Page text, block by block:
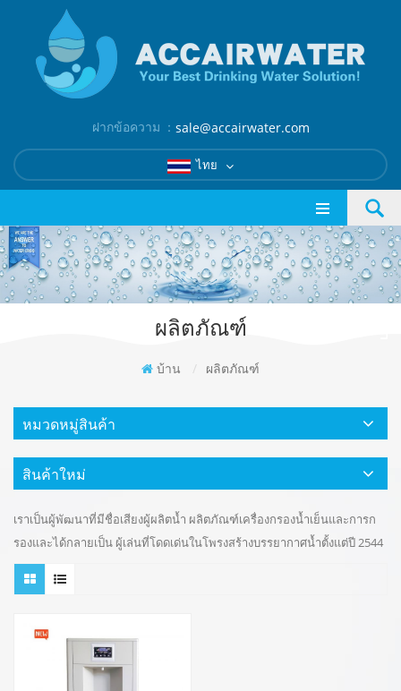
ฝากข้อความ ： sale@accairwater.com
ไทย
ผลิตภัณฑ์
บ้าน / ผลิตภัณฑ์
หมวดหมู่สินค้า
สินค้าใหม่
เราเป็นผู้พัฒนาที่มีชื่อเสียงผู้ผลิตน้ำ ผลิตภัณฑ์เครื่องกรองน้ำเย็นและการก
รองและได้กลายเป็น ผู้เล่นที่โดดเด่นในโพรงสร้างบรรยากาศน้ำตั้งแต่ปี 2544